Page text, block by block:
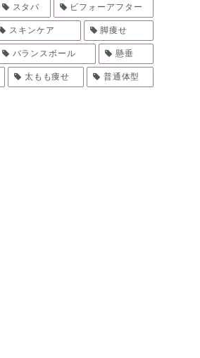
スタバ ビフォーアフター
スキンケア 脚痩せ
バランスボール 懸垂
太もも痩せ 普通体型